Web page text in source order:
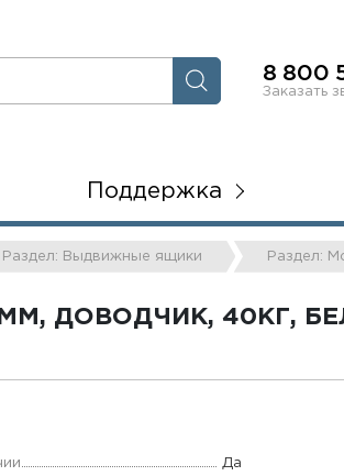
8 800
Заказать
Поддержка
Раздел: Выдвижные ящики Раздел:
ДОВОДЧИК, 40КГ,
Да